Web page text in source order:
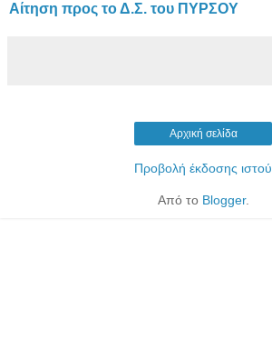
Αίτηση προς το Δ.Σ. του ΠΥΡΣΟΥ
Αρχική σελίδα
Προβολή έκδοσης ιστού
Από το Blogger.